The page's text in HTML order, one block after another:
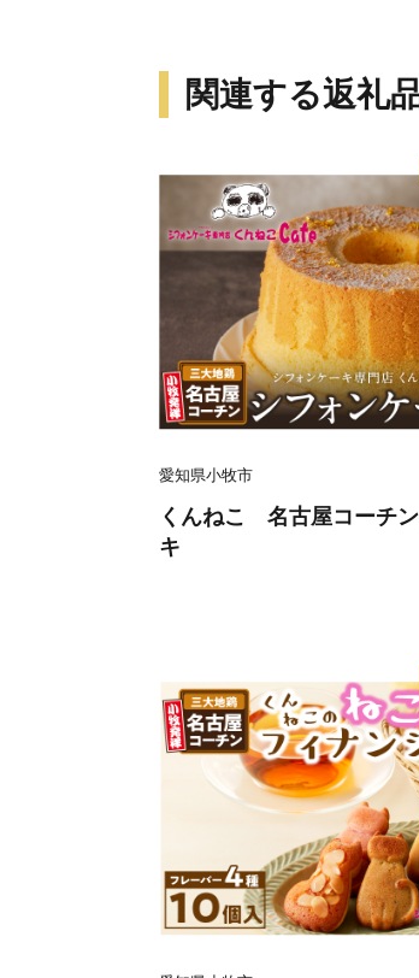
関連する返礼
愛知県小牧市
くんねこ 名古屋コーチ
キ